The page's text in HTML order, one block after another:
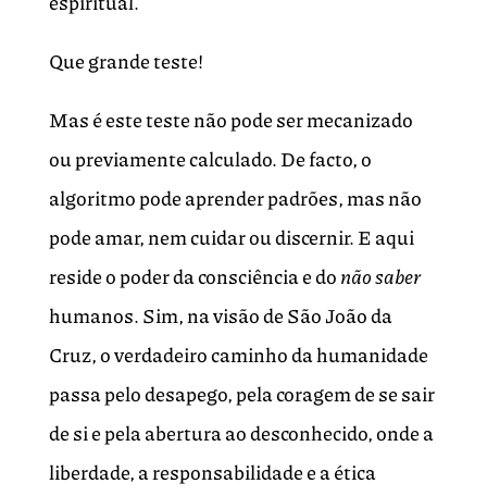
Que grande teste!
Mas é este teste não pode ser mecanizado
ou previamente calculado. De facto, o
algoritmo pode aprender padrões, mas não
pode amar, nem cuidar ou discernir. E aqui
reside o poder da consciência e donão saber
humanos. Sim, na visão de São João da
Cruz, o verdadeiro caminho da humanidade
passa pelo desapego, pela coragem de se sair
de si e pela abertura ao desconhecido, onde a
liberdade, a responsabilidade e a ética